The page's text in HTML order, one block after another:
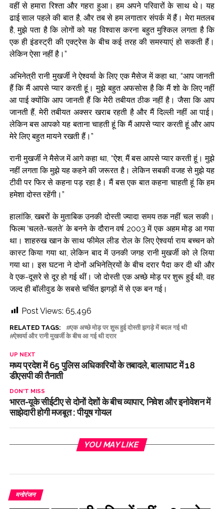
वहीं से हमारा रिश्ता और गहरा हुआ। हम अपने परिवारों के साथ थे। यह
ढाई साल पहले की बात है, और तब से हम लगातार संपर्क में हैं। मेरा मतलब
है, मुझे पता है कि लोगों को यह विश्वास करना बहुत मुश्किल लगता है कि
एक ही इंडस्ट्री की एक्ट्रेस के बीच कई तरह की समस्याएं हो सकती हैं।
लेकिन ऐसा नहीं है।”
अभिनेत्री रानी मुखर्जी ने ऐश्वर्या के लिए एक मैसेज में कहा था, “आप जानती
हैं कि मैं आपसे प्यार करती हूं। मुझे बहुत अफसोस है कि मैं शो के लिए नहीं
आ पाई क्योंकि आप जानती हैं कि मेरी तबीयत ठीक नहीं है। जैसा कि आप
जानती हैं, मेरी तबीयत अक्सर खराब रहती है और मैं दिल्ली नहीं आ पाई।
लेकिन बस आपको यह बताना चाहती हूं कि मैं आपसे प्यार करती हूं और आप
मेरे लिए बहुत मायने रखती हैं।”
रानी मुखर्जी ने मैसेज में आगे कहा था, “ऐश, मैं बस आपसे प्यार करती हूं। मुझे
नहीं लगता कि मुझे यह कहने की जरूरत है। लेकिन सबकी वजह से मुझे यह
टीवी पर फिर से कहना पड़ रहा है। मैं बस एक बात कहना चाहती हूं कि हम
हमेशा दोस्त रहेंगी।”
हालांकि, खबरों के मुताबिक उनकी दोस्ती ज्यादा समय तक नहीं चल सकी।
फिल्म ‘चलते-चलते’ के बनने के दौरान वर्ष 2003 में एक अहम मोड़ आ गया
था। शाहरुख खान के साथ फीमेल लीड रोल के लिए ऐश्वर्या राय बच्चन को
कास्ट किया गया था, लेकिन बाद में उनकी जगह रानी मुखर्जी को ले लिया
गया था। इस घटना ने दोनों अभिनेत्रियों के बीच दरार पैदा कर दी थी और
वे एक-दूसरे से दूर हो गई थीं। जो दोस्ती एक अच्छे मोड़ पर शुरू हुई थी, वह
जल्द ही बॉलीवुड के सबसे चर्चित झगड़ों में से एक बन गई।
Post Views: 65,496
RELATED TAGS:
एक अच्छे मोड़ पर शुरू हुई दोस्ती झगड़े में बदल गई थी
ऐश्वर्या और रानी मुखर्जी के बीच आ गई थी दरार
UP NEXT
मध्य प्रदेश में 65 पुलिस अधिकारियों के तबादले, बालाघाट में 18
डीएसपी की तैनाती
DON'T MISS
भारत-यूके सीईटीए से दोनों देशों के बीच व्यापार, निवेश और इनोवेशन में
साझेदारी होगी मजबूत : पीयूष गोयल
YOU MAY LIKE
मनोरंजन